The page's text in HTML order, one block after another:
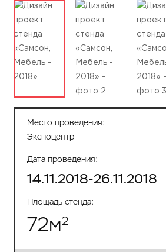
Место проведения:
Экспоцентр
Дата проведения:
14.11.2018-26.11.2018
Площадь стенда:
72м2